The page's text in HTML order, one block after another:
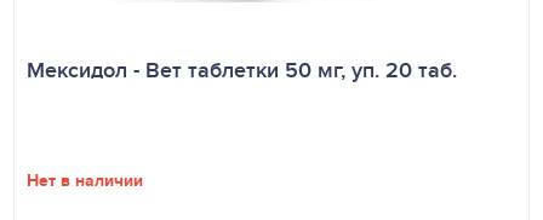
Мексидол - Вет таблетки 50 мг, уп. 20 таб.
Нет в наличии